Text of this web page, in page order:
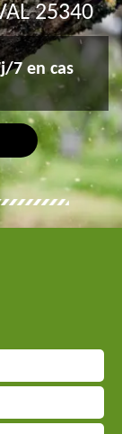
25340
7 en cas